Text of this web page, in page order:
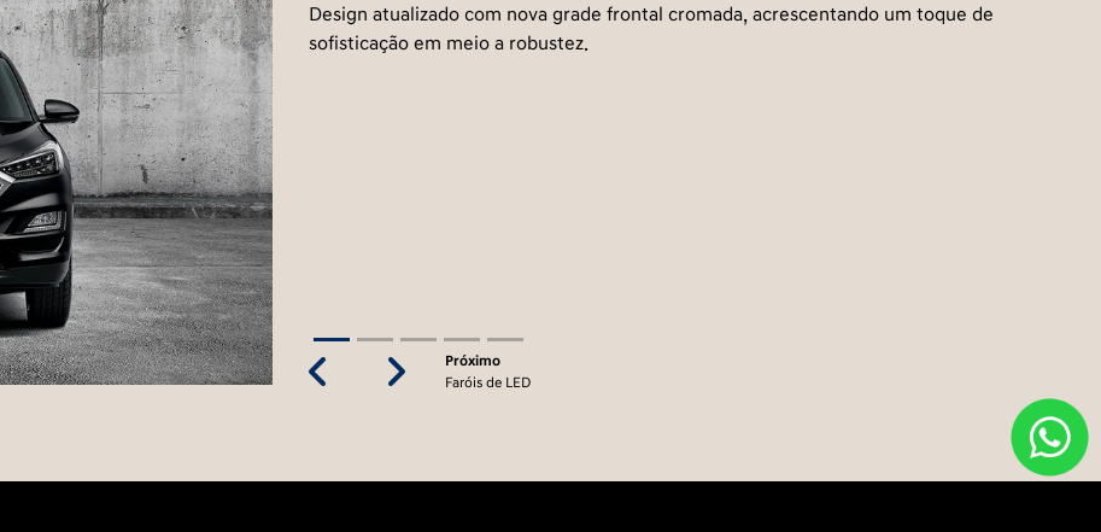
Design atualizado com nova grade frontal cromada, acrescentando um toque de
sofisticação em meio a robustez.
Próximo
Faróis de LED
PreviousNext